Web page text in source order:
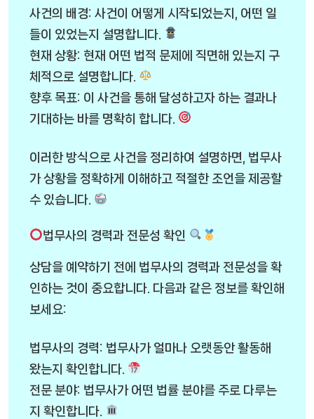
사건의 배경: 사건이 어떻게 시작되었는지, 어떤 일
들이 있었는지 설명합니다.
현재 상황: 현재 어떤 법적 문제에 직면해 있는지 구
체적으로 설명합니다.
향후 목표: 이 사건을 통해 달성하고자 하는 결과나
기대하는 바를 명확히 합니다.
이러한 방식으로 사건을 정리하여 설명하면, 법무사
가 상황을 정확하게 이해하고 적절한 조언을 제공할
수 있습니다.
법무사의 경력과 전문성 확인
상담을 예약하기 전에 법무사의 경력과 전문성을 확
인하는 것이 중요합니다. 다음과 같은 정보를 확인해
보세요:
법무사의 경력: 법무사가 얼마나 오랫동안 활동해
왔는지 확인합니다.
전문 분야: 법무사가 어떤 법률 분야를 주로 다루는
지 확인합니다.